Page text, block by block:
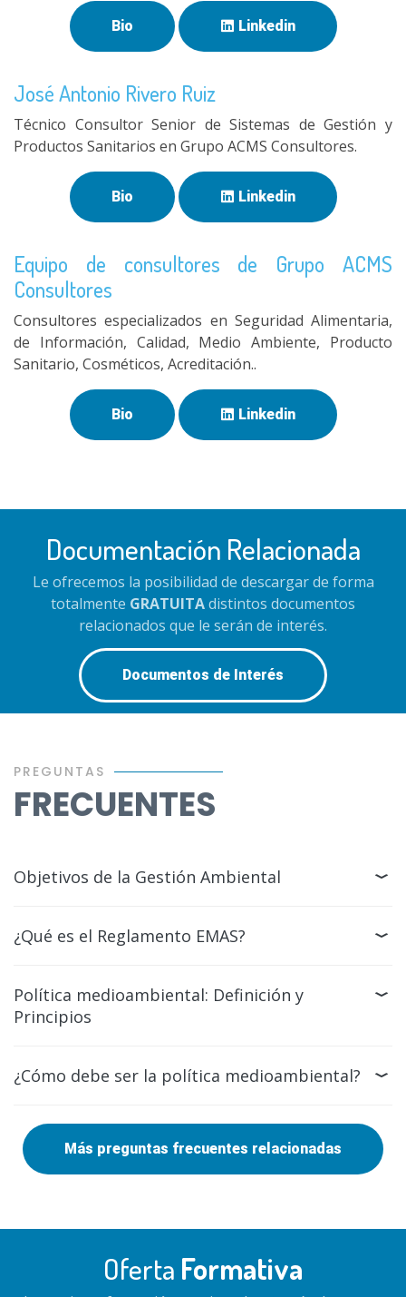
Bio Linkedin
José Antonio Rivero Ruiz
Técnico Consultor Senior de Sistemas de Gestión y
Productos Sanitarios en Grupo ACMS Consultores.
Bio Linkedin
Equipo de consultores de Grupo ACMS
Consultores
Consultores especializados en Seguridad Alimentaria,
de Información, Calidad, Medio Ambiente, Producto
Sanitario, Cosméticos, Acreditación..
Bio Linkedin
Documentación Relacionada
Le ofrecemos la posibilidad de descargar de forma
totalmente GRATUITAdistintos documentos
relacionados que le serán de interés.
Documentos de Interés
PREGUNTAS
FRECUENTES
Objetivos de la Gestión Ambiental
¿Qué es el Reglamento EMAS?
Política medioambiental: Definición y
Principios
¿Cómo debe ser la política medioambiental?
Más preguntas frecuentes relacionadas
Oferta Formativa